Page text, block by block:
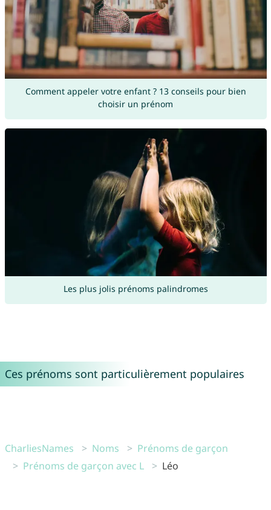
Comment appeler votre enfant ? 13 conseils pour bien
choisir un prénom
Les plus jolis prénoms palindromes
Ces prénoms sont particulièrement populaires
CharliesNames Noms
Prénoms de garçon
Prénoms de garçon avec L
Léo